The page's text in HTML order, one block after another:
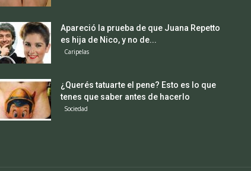
Apareció la prueba de que Juana Repetto
es hija de Nico, y no de...
Caripelas
¿Querés tatuarte el pene? Esto es lo que
tenes que saber antes de hacerlo
Sociedad